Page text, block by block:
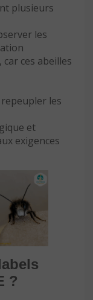
plusieurs
les
ces abeilles
les
et
exigences
?